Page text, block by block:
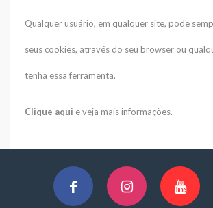
Qualquer usuário, em qualquer site, pode
seus cookies, através do seu browser ou
tenha essa ferramenta.
Clique aqui e veja mais informações.